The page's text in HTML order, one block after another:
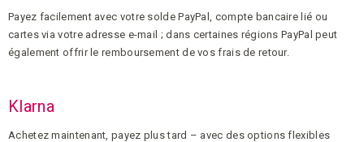
Payez facilement avec votre solde PayPal, compte bancaire lié ou
cartes via votre adresse e-mail ; dans certaines régions PayPal peut
également offrir le remboursement de vos frais de retour.
Klarna
Achetez maintenant, payez plus tard – avec des options flexibles